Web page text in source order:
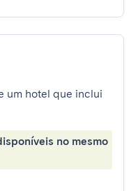
um hotel que inclui
no mesmo